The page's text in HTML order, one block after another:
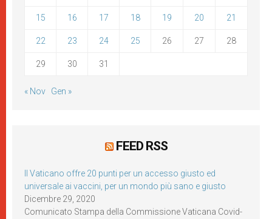
15 16 17 18 19 20 21
22 23 24 25 26 27 28
29 30 31
« Nov Gen »
FEED RSS
Il Vaticano offre 20 punti per un accesso giusto ed
universale ai vaccini, per un mondo più sano e giusto
Dicembre 29, 2020
Comunicato Stampa della Commissione Vaticana Covid-